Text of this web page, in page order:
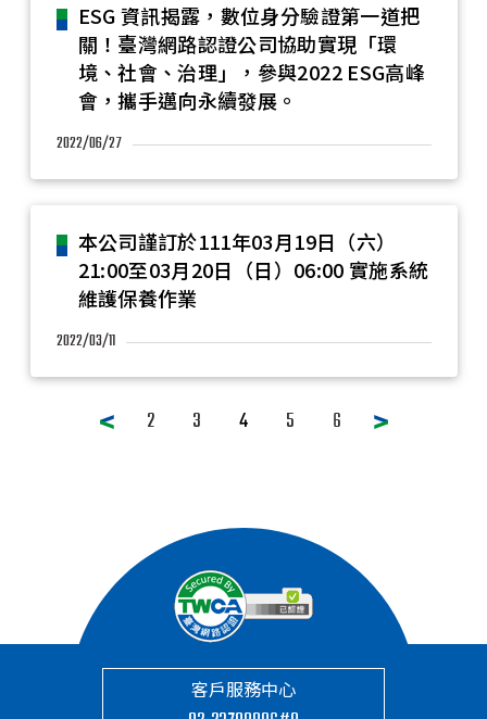
ESG 資訊揭露，數位身分驗證第一道把
關！臺灣網路認證公司協助實現「環
境、社會、治理」，參與2022 ESG高峰
會，攜手邁向永續發展。
2022/06/27
本公司謹訂於111年03月19日（六）
21:00至03月20日（日）06:00 實施系統
維護保養作業
2022/03/11
2 3 4 5 6
客戶服務中心